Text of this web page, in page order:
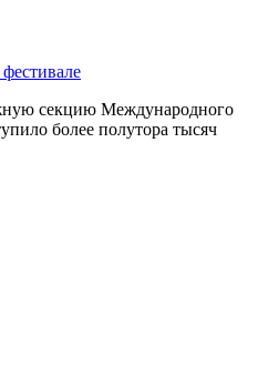
секцию Международного
более полутора тысяч